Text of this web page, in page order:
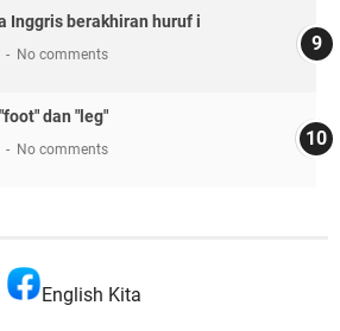
Inggris berakhiran huruf i
No comments
dan "leg"
No comments
English Kita